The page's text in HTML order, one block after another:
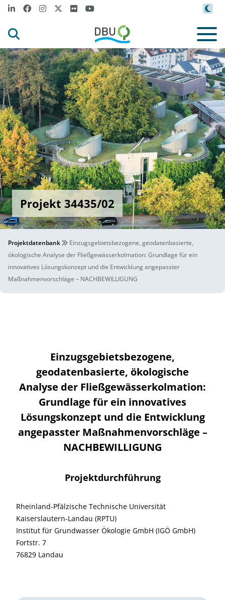
Projekt 34435/02
Projektdatenbank
Einzugsgebietsbezogene, geodatenbasierte,
ökologische Analyse der Fließgewässerkolmation: Grundlage für ein
innovatives Lösungskonzept und die Entwicklung angepasster
Maßnahmenvorschläge – NACHBEWILLIGUNG
Einzugsgebietsbezogene,
geodatenbasierte, ökologische
Analyse der Fließgewässerkolmation:
Grundlage für ein innovatives
Lösungskonzept und die Entwicklung
angepasster Maßnahmenvorschläge –
NACHBEWILLIGUNG
Projektdurchführung
Rheinland-Pfälzische Technische Universität
Kaiserslautern-Landau (RPTU)
Institut für Grundwasser Ökologie GmbH (IGÖ GmbH)
Fortstr. 7
76829 Landau